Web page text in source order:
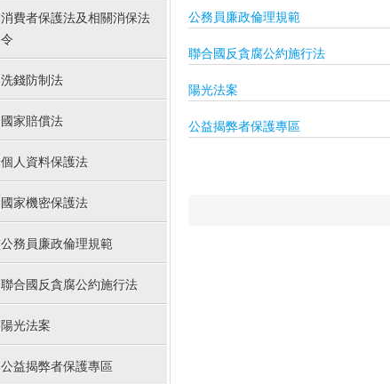
消費者保護法及相關消保法
令
洗錢防制法
國家賠償法
個人資料保護法
國家機密保護法
公務員廉政倫理規範
聯合國反貪腐公約施行法
陽光法案
公益揭弊者保護專區
公務員廉政倫理規範
聯合國反貪腐公約施行法
陽光法案
公益揭弊者保護專區